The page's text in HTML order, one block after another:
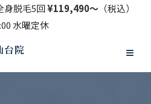
脱毛5回¥119,490〜 （税込）
水曜定休
台院 ≡